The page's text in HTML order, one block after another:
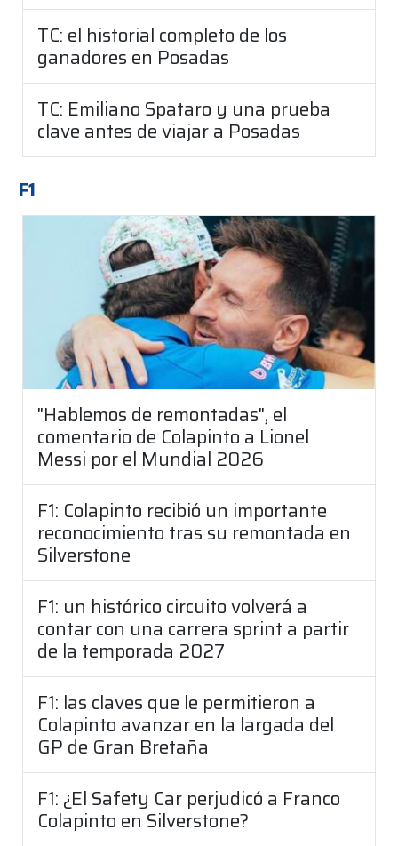
TC: el historial completo de los
ganadores en Posadas
TC: Emiliano Spataro y una prueba
clave antes de viajar a Posadas
F1
"Hablemos de remontadas", el
comentario de Colapinto a Lionel
Messi por el Mundial 2026
F1: Colapinto recibió un importante
reconocimiento tras su remontada en
Silverstone
F1: un histórico circuito volverá a
contar con una carrera sprint a partir
de la temporada 2027
F1: las claves que le permitieron a
Colapinto avanzar en la largada del
GP de Gran Bretaña
F1: ¿El Safety Car perjudicó a Franco
Colapinto en Silverstone?